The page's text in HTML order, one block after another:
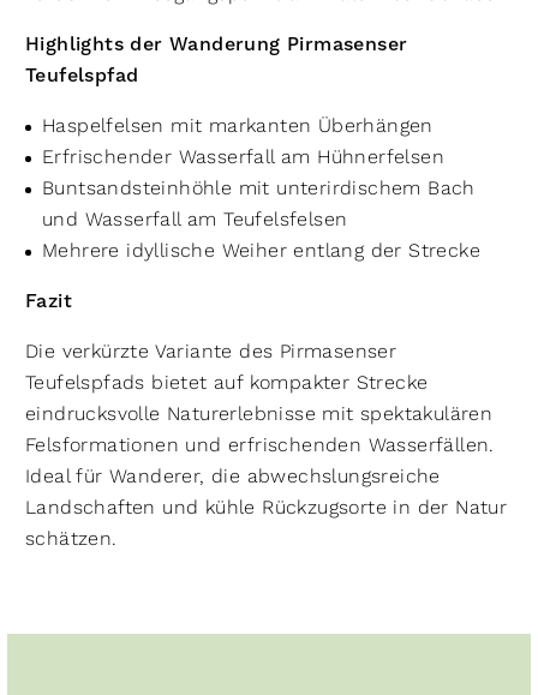
Highlights der Wanderung Pirmasenser
Teufelspfad
Haspelfelsen mit markanten Überhängen
Erfrischender Wasserfall am Hühnerfelsen
Buntsandsteinhöhle mit unterirdischem Bach
und Wasserfall am Teufelsfelsen
Mehrere idyllische Weiher entlang der Strecke
Fazit
Die verkürzte Variante des Pirmasenser
Teufelspfads bietet auf kompakter Strecke
eindrucksvolle Naturerlebnisse mit spektakulären
Felsformationen und erfrischenden Wasserfällen.
Ideal für Wanderer, die abwechslungsreiche
Landschaften und kühle Rückzugsorte in der Natur
schätzen.